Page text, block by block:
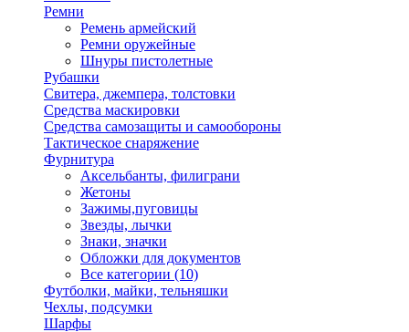
Ремни
Ремень армейский
Ремни оружейные
Шнуры пистолетные
Рубашки
Свитера, джемпера, толстовки
Средства маскировки
Средства самозащиты и самообороны
Тактическое снаряжение
Фурнитура
Аксельбанты, филиграни
Жетоны
Зажимы,пуговицы
Звезды, лычки
Знаки, значки
Обложки для документов
Все категории (10)
Футболки, майки, тельняшки
Чехлы, подсумки
Шарфы